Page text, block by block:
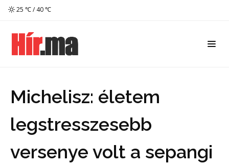
25 ℃ / 40 ℃
Michelisz: életem
legstresszesebb
versenye volt a sepangi